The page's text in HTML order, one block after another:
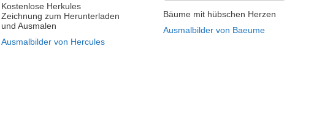
Kostenlose Herkules
Zeichnung zum Herunterladen
und Ausmalen
Ausmalbilder von Hercules
Bäume mit hübschen Herzen
Ausmalbilder von Baeume